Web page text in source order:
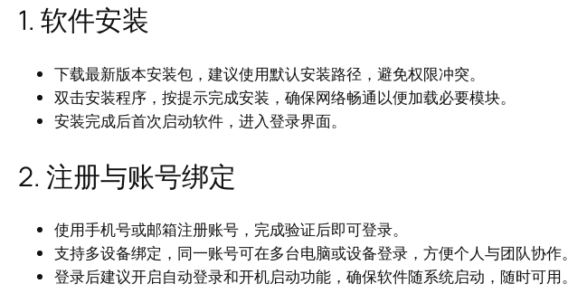
1. 软件安装
下载最新版本安装包，建议使用默认安装路径，避免权限冲突。
双击安装程序，按提示完成安装，确保网络畅通以便加载必要模块。
安装完成后首次启动软件，进入登录界面。
2. 注册与账号绑定
使用手机号或邮箱注册账号，完成验证后即可登录。
支持多设备绑定，同一账号可在多台电脑或设备登录，方便个人与团队协作。
登录后建议开启自动登录和开机启动功能，确保软件随系统启动，随时可用。